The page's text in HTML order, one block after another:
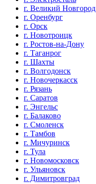
г. Великий Новгород
г. Оренбург
г. Орск
г. Новотроицк
г. Ростов-на-Дону
г. Таганрог
г. Шахты
г. Волгодонск
г. Новочеркасск
г. Рязань
г. Саратов
г. Энгельс
г. Балаково
г. Смоленск
г. Тамбов
г. Мичуринск
г. Тула
г. Новомосковск
г. Ульяновск
г. Димитровград